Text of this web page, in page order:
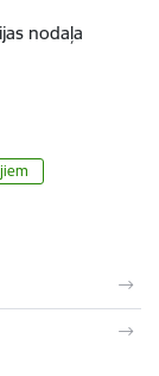
nodaļa